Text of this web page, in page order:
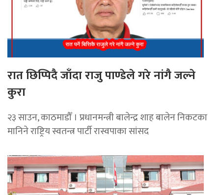
रात छिप्पिदै जाँदा राजु पाण्डेले गरे नांगै जल्ने
कुरा
२३ साउन, काठमाडौँ । प्रधानमन्त्री बालेन्द्र शाह बालेन निकटका
मानिने राष्ट्रिय स्वतन्त्र पार्टी रास्वपाका सांसद